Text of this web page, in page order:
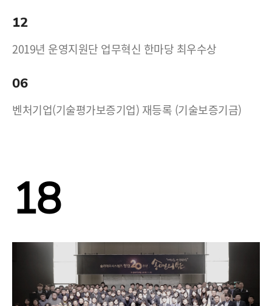
12
2019년 운영지원단 업무혁신 한마당 최우수상
06
벤처기업(기술평가보증기업) 재등록 (기술보증기금)
18